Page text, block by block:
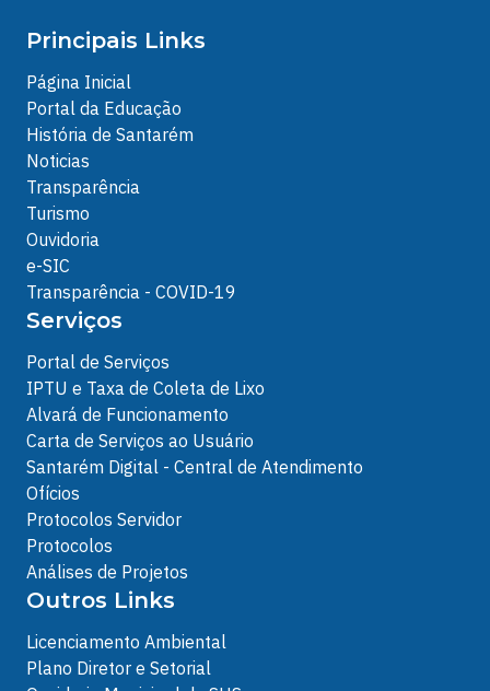
Principais Links
Página Inicial
Portal da Educação
História de Santarém
Noticias
Transparência
Turismo
Ouvidoria
e-SIC
Transparência - COVID-19
Serviços
Portal de Serviços
IPTU e Taxa de Coleta de Lixo
Alvará de Funcionamento
Carta de Serviços ao Usuário
Santarém Digital - Central de Atendimento
Ofícios
Protocolos Servidor
Protocolos
Análises de Projetos
Outros Links
Licenciamento Ambiental
Plano Diretor e Setorial